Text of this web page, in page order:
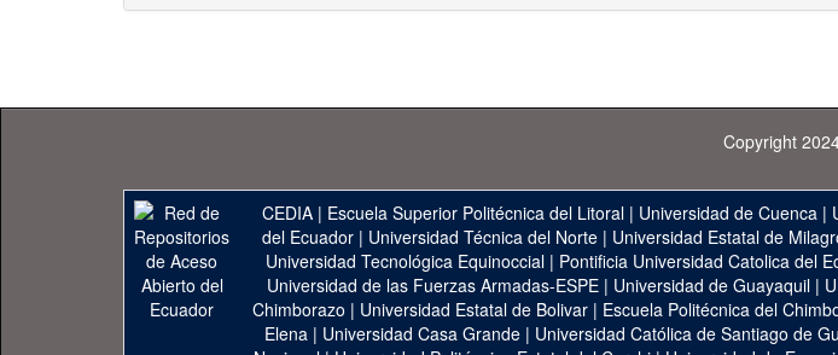
Copyright
CEDIA | Escuela Superior Politécnica del Litoral | Universidad de Cuenca |
del Ecuador| Universidad Técnica del Norte| Universidad Estatal de
Universidad Tecnológica Equinoccial| Pontificia Universidad Catolica del
Universidad de las Fuerzas Armadas-ESPE | Universidad de Guayaquil |
Chimborazo | Universidad Estatal de Bolivar| Escuela Politécnica del
Elena | Universidad Casa Grande | Universidad Católica de Santiago de